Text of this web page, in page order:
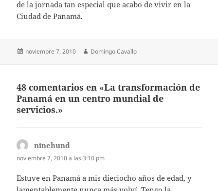
de la jornada tan especial que acabo de vivir en la
Ciudad de Panamá.
Publicado
noviembre 7, 2010 Autor
Domingo Cavallo
48 comentarios en «La transformación de
Panamá en un centro mundial de
servicios.»
ninehund
noviembre 7, 2010 a las 3:10 pm
Estuve en Panamá a mis dieciocho años de edad, y